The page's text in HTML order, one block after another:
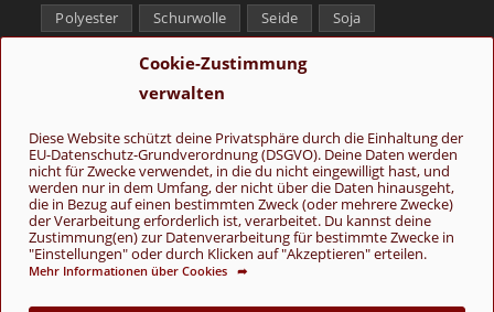
Cookie-Zustimmung
verwalten
Diese Website schützt deine Privatsphäre durch die Einhaltung der
EU-Datenschutz-Grundverordnung (DSGVO). Deine Daten werden
nicht für Zwecke verwendet, in die du nicht eingewilligt hast, und
werden nur in dem Umfang, der nicht über die Daten hinausgeht,
die in Bezug auf einen bestimmten Zweck (oder mehrere Zwecke)
der Verarbeitung erforderlich ist, verarbeitet. Du kannst deine
Zustimmung(en) zur Datenverarbeitung für bestimmte Zwecke in
"Einstellungen" oder durch Klicken auf "Akzeptieren" erteilen.
Mehr Informationen über Cookies ➦
Polyester
Schurwolle Seide
Soja
Tencel
Yak
Folge uns